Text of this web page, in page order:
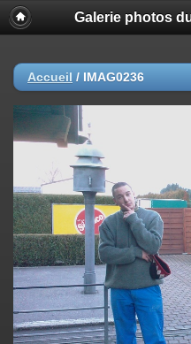
Galerie photos
Accueil / IMAG0236